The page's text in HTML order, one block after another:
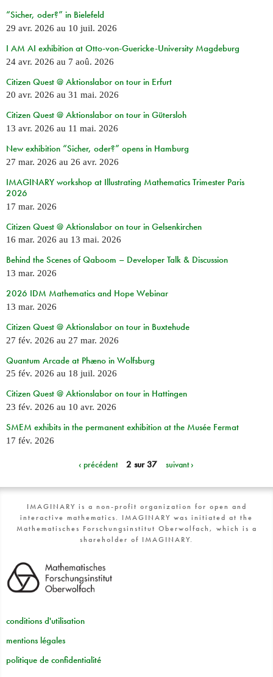
“Sicher, oder?” in Bielefeld
29 avr. 2026 au 10 juil. 2026
I AM AI exhibition at Otto-von-Guericke-University Magdeburg
24 avr. 2026 au 7 aoû. 2026
Citizen Quest @ Aktionslabor on tour in Erfurt
20 avr. 2026 au 31 mai. 2026
Citizen Quest @ Aktionslabor on tour in Gütersloh
13 avr. 2026 au 11 mai. 2026
New exhibition “Sicher, oder?” opens in Hamburg
27 mar. 2026 au 26 avr. 2026
IMAGINARY workshop at Illustrating Mathematics Trimester Paris
2026
17 mar. 2026
Citizen Quest @ Aktionslabor on tour in Gelsenkirchen
16 mar. 2026 au 13 mai. 2026
Behind the Scenes of Qaboom – Developer Talk & Discussion
13 mar. 2026
2026 IDM Mathematics and Hope Webinar
13 mar. 2026
Citizen Quest @ Aktionslabor on tour in Buxtehude
27 fév. 2026 au 27 mar. 2026
Quantum Arcade at Phæno in Wolfsburg
25 fév. 2026 au 18 juil. 2026
Citizen Quest @ Aktionslabor on tour in Hattingen
23 fév. 2026 au 10 avr. 2026
SMEM exhibits in the permanent exhibition at the Musée Fermat
17 fév. 2026
‹ précédent 2 sur 37 suivant ›
IMAGINARY is a non-profit organization for open and
interactive mathematics. IMAGINARY was initiated at the
Mathematisches Forschungsinstitut Oberwolfach, which is a
shareholder of IMAGINARY.
conditions d'utilisation
mentions légales
politique de confidentialité